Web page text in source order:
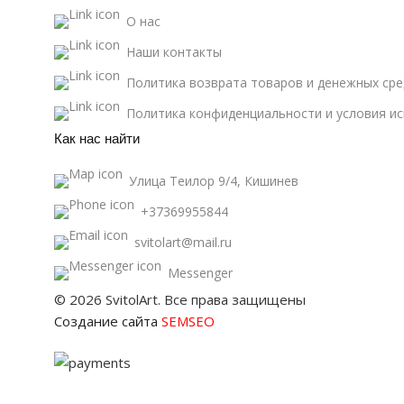
О нас
Наши контакты
Политика возврата товаров и денежных
Политика конфиденциальности и условия
Как нас найти
Улица Теилор 9/4, Кишинев
+37369955844
svitolart@mail.ru
Messenger
© 2026 SvitolArt. Все права защищены
Создание сайта SEMSEO